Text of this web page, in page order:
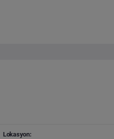
Lokasyon: